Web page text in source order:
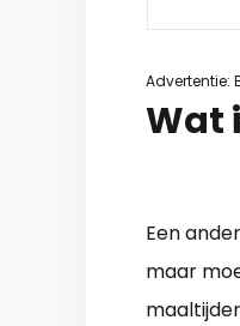
Advertentie:
Wat
Een
maar